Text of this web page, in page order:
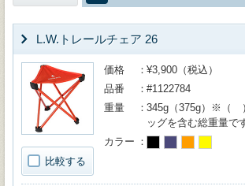
L.W.トレールチェア 26
比較する
価格
¥3,900（税込）
品番
#1122784
重量
345g（375g）※（
ッグを含む総重量で
カラー